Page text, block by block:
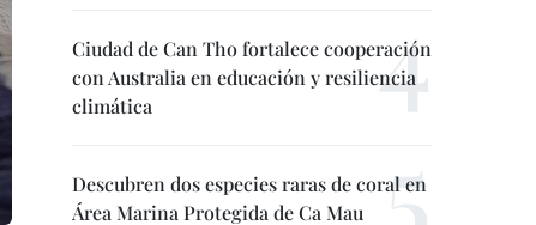
Ciudad de Can Tho fortalece cooperación
con Australia en educación y resiliencia
climática
Descubren dos especies raras de coral en
Área Marina Protegida de Ca Mau